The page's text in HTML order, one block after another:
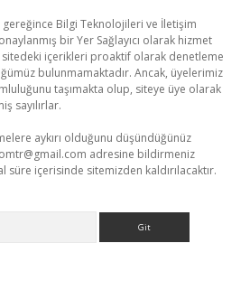
gereğince Bilgi Teknolojileri ve İletişim
bir Yer Sağlayıcı olarak hizmet
içerikleri proaktif olarak denetleme
bulunmamaktadır. Ancak, üyelerimiz
taşımakta olup, siteye üye olarak
sayılırlar.
aykırı olduğunu düşündüğünüz
adresine bildirmeniz
süre içerisinde sitemizden kaldırılacaktır.